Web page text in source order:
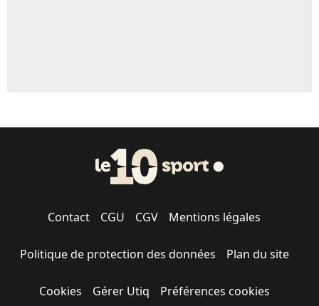
Contact CGU CGV Mentions légales
Politique de protection des données Plan du site
Cookies Gérer Utiq Préférences cookies